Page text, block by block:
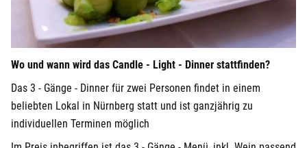
Wo und wann wird das Candle - Light - Dinner stattfinden?
Das 3 - Gänge - Dinner für zwei Personen findet in einem
beliebten Lokal in Nürnberg statt und ist ganzjährig zu
individuellen Terminen möglich